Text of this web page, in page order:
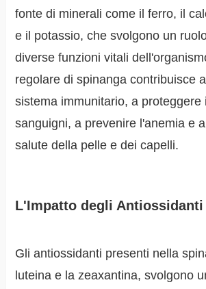
fonte di minerali come il ferro, il
e il potassio, che svolgono un
diverse funzioni vitali
regolare di spinanga contribuisce
sistema immunitario, a proteggere
sanguigni, a prevenire l'anemia e
salute della pelle e dei capelli.
L'Impatto degli Antiossidanti
Gli antiossidanti presenti nella
luteina e la zeaxantina, svolgono